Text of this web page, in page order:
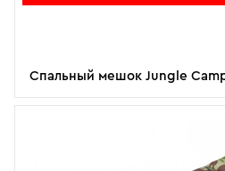
Спальный мешок Jungle